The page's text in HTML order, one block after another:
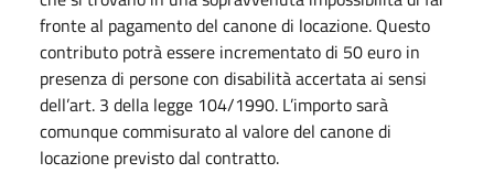
fronte al pagamento del canone di locazione. Questo
contributo potrà essere incrementato di 50 euro in
presenza di persone con disabilità accertata ai sensi
dell’art. 3 della legge 104/1990. L’importo sarà
comunque commisurato al valore del canone di
locazione previsto dal contratto.